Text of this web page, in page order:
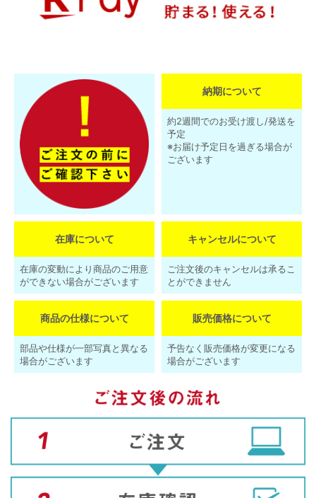
納期について
約2週間でのお受け渡し/発送を
予定
※お届け予定日を過ぎる場合が
ございます
在庫について
在庫の変動により商品のご用意
ができない場合がございます
キャンセルについて
ご注文後のキャンセルは承るこ
とができません
商品の仕様について
部品や仕様が一部写真と異なる
場合がございます
販売価格について
予告なく販売価格が変更になる
場合がございます